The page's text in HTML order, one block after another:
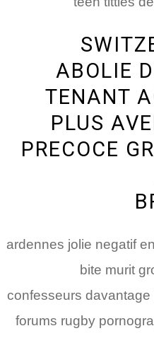
ABOLIE
TENANT
PLUS
PRECOCE
ardennes jolie negatif
bite murit
confesseurs
forums rugby